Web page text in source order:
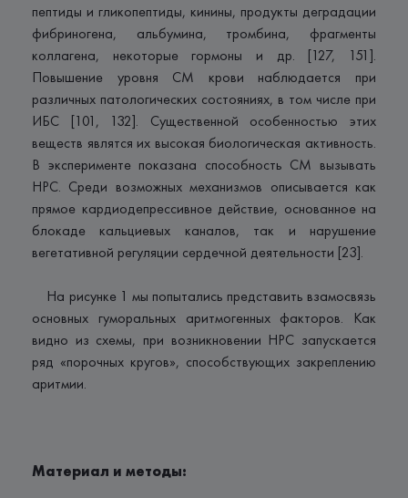
пептиды и гликопептиды, кинины, продукты деградации
фибриногена, альбумина, тромбина, фрагменты
коллагена, некоторые гормоны и др. [127, 151].
Повышение уровня СМ крови наблюдается при
различных патологических состояниях, в том числе при
ИБС [101, 132]. Существенной особенностью этих
веществ являтся их высокая биологическая активность.
В эксперименте показана способность СМ вызывать
НРС. Среди возможных механизмов описывается как
прямое кардиодепрессивное действие, основанное на
блокаде кальциевых каналов, так и нарушение
вегетативной регуляции сердечной деятельности [23].
На рисунке 1 мы попытались представить взамосвязь
основных гуморальных аритмогенных факторов. Как
видно из схемы, при возникновении НРС запускается
ряд «порочных кругов», способствующих закреплению
аритмии.
Материал и методы: